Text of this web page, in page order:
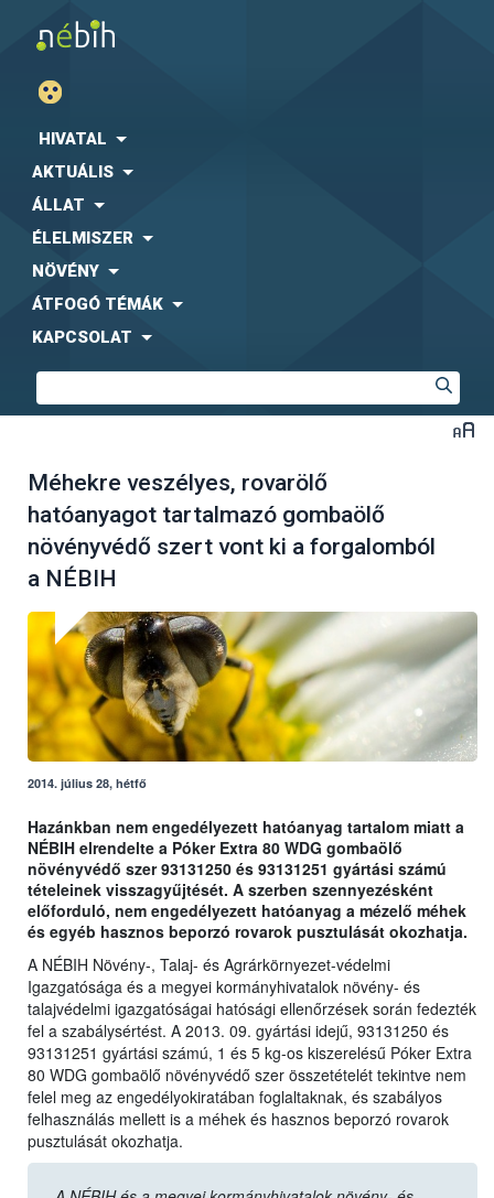
HIVATAL
AKTUÁLIS
ÁLLAT
ÉLELMISZER
NÖVÉNY
ÁTFOGÓ TÉMÁK
KAPCSOLAT
Méhekre veszélyes, rovarölő
hatóanyagot tartalmazó gombaölő
növényvédő szert vont ki a forgalomból
a NÉBIH
2014. július 28, hétfő
Hazánkban nem engedélyezett hatóanyag tartalom miatt a
NÉBIH elrendelte a Póker Extra 80 WDG gombaölő
növényvédő szer 93131250 és 93131251 gyártási számú
tételeinek visszagyűjtését. A szerben szennyezésként
előforduló, nem engedélyezett hatóanyag a mézelő méhek
és egyéb hasznos beporzó rovarok pusztulását okozhatja.
A NÉBIH Növény-, Talaj- és Agrárkörnyezet-védelmi
Igazgatósága és a megyei kormányhivatalok növény- és
talajvédelmi igazgatóságai hatósági ellenőrzések során fedezték
fel a szabálysértést. A 2013. 09. gyártási idejű, 93131250 és
93131251 gyártási számú, 1 és 5 kg-os kiszerelésű Póker Extra
80 WDG gombaölő növényvédő szer összetételét tekintve nem
felel meg az engedélyokiratában foglaltaknak, és szabályos
felhasználás mellett is a méhek és hasznos beporzó rovarok
pusztulását okozhatja.